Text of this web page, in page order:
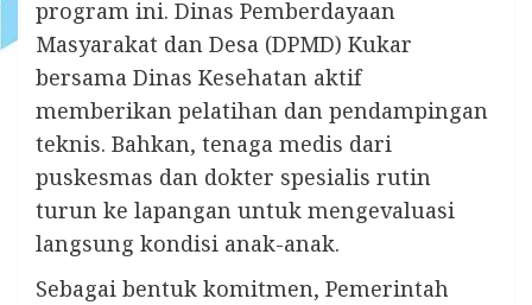
program ini. Dinas Pemberdayaan
Masyarakat dan Desa (DPMD) Kukar
bersama Dinas Kesehatan aktif
memberikan pelatihan dan pendampingan
teknis. Bahkan, tenaga medis dari
puskesmas dan dokter spesialis rutin
turun ke lapangan untuk mengevaluasi
langsung kondisi anak-anak.
Sebagai bentuk komitmen, Pemerintah